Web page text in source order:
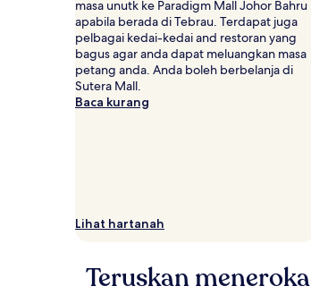
orang
dewasa.
Harga
dan
ketersediaan
adalah
masa unutk ke Paradigm Mall Johor Bahru
apabila berada di Tebrau. Terdapat juga
pelbagai kedai-kedai and restoran yang
bagus agar anda dapat meluangkan masa
petang anda. Anda boleh berbelanja di
Sutera Mall.
Baca kurang
Lihat hartanah
Teruskan meneroka